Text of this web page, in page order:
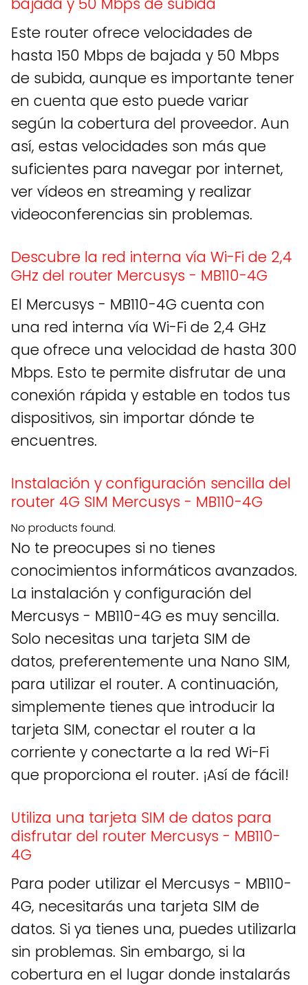
Este router ofrece velocidades de
hasta 150 Mbps de bajada y 50 Mbps
de subida, aunque es importante tener
en cuenta que esto puede variar
según la cobertura del proveedor. Aun
así, estas velocidades son más que
suficientes para navegar por internet,
ver vídeos en streaming y realizar
videoconferencias sin problemas.
Descubre la red interna vía Wi-Fi de 2,4
GHz del router Mercusys - MB110-4G
El Mercusys - MB110-4G cuenta con
una red interna vía Wi-Fi de 2,4 GHz
que ofrece una velocidad de hasta 300
Mbps. Esto te permite disfrutar de una
conexión rápida y estable en todos tus
dispositivos, sin importar dónde te
encuentres.
Instalación y configuración sencilla del
router 4G SIM Mercusys - MB110-4G
No products found.
No te preocupes si no tienes
conocimientos informáticos avanzados.
La instalación y configuración del
Mercusys - MB110-4G es muy sencilla.
Solo necesitas una tarjeta SIM de
datos, preferentemente una Nano SIM,
para utilizar el router. A continuación,
simplemente tienes que introducir la
tarjeta SIM, conectar el router a la
corriente y conectarte a la red Wi-Fi
que proporciona el router. ¡Así de fácil!
Utiliza una tarjeta SIM de datos para
disfrutar del router Mercusys - MB110-
4G
Para poder utilizar el Mercusys - MB110-
4G, necesitarás una tarjeta SIM de
datos. Si ya tienes una, puedes utilizarla
sin problemas. Sin embargo, si la
cobertura en el lugar donde instalarás